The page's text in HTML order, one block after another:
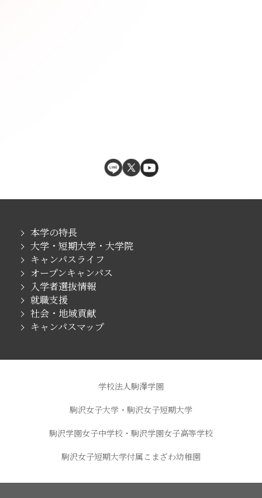
本学の特長
大学・短期大学・大学院
キャンパスライフ
オープンキャンパス
入学者選抜情報
就職支援
社会・地域貢献
キャンパスマップ
学校法人駒澤学園
駒沢女子大学・駒沢女子短期大学
駒沢学園女子中学校・駒沢学園女子高等学校
駒沢女子短期大学付属こまざわ幼稚園